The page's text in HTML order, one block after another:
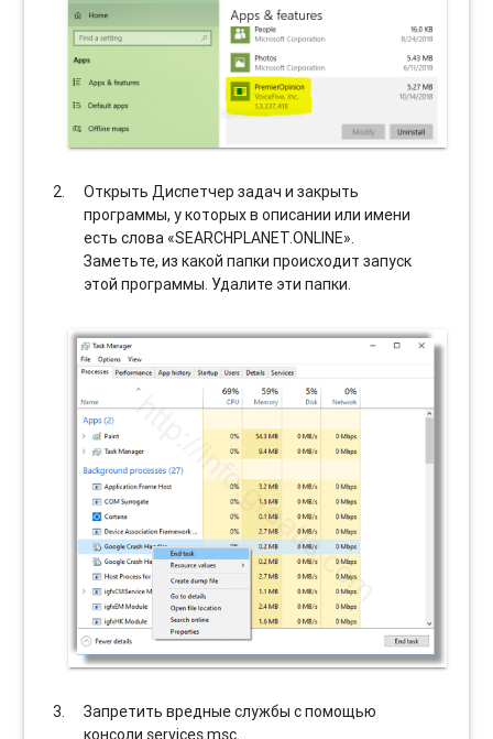
Открыть Диспетчер задач и закрыть
программы, у которых в описании или имени
есть слова «SEARCHPLANET.ONLINE».
Заметьте, из какой папки происходит запуск
этой программы. Удалите эти папки.
Запретить вредные службы с помощью